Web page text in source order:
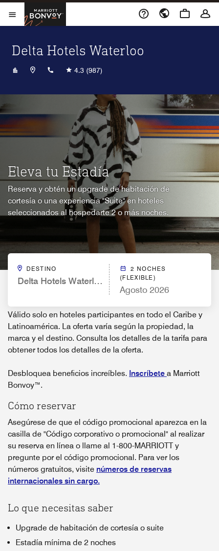
Skip to Content
Abrir el menú
Marriott Bonvoy
Delta Hotels Waterloo
+15195140404
4.3 (987)
Eleva tu Estadía
Reserva y obtén un upgrade de habitación de
cortesía o una experiencia "Suite" en hoteles
seleccionados al hospedarte 2 o más noches.
DESTINO
Delta Hotels Waterloo
2 NOCHES
(FLEXIBLE)
Agosto 2026
Válido solo en hoteles participantes en todo el Caribe y
Latinoamérica. La oferta varía según la propiedad, la
marca y el destino. Consulta los detalles de la tarifa para
obtener todos los detalles de la oferta.
Desbloquea beneficios increíbles. Inscríbete a Marriott
Bonvoy™.
Cómo reservar
Asegúrese de que el código promocional aparezca en la
casilla de "Código corporativo o promocional" al realizar
su reserva en línea o llame al 1-800-MARRIOTT y
pregunte por el código promocional. Para ver los
números gratuitos, visite números de reservas
internacionales sin cargo.
Lo que necesitas saber
Upgrade de habitación de cortesía o suite
Estadía mínima de 2 noches